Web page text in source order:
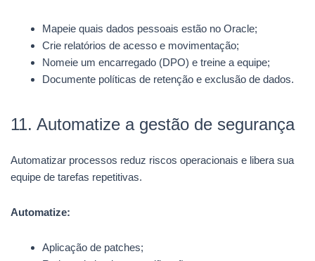
Mapeie quais dados pessoais estão no Oracle;
Crie relatórios de acesso e movimentação;
Nomeie um encarregado (DPO) e treine a equipe;
Documente políticas de retenção e exclusão de dados.
11. Automatize a gestão de segurança
Automatizar processos reduz riscos operacionais e libera sua
equipe de tarefas repetitivas.
Automatize:
Aplicação de patches;